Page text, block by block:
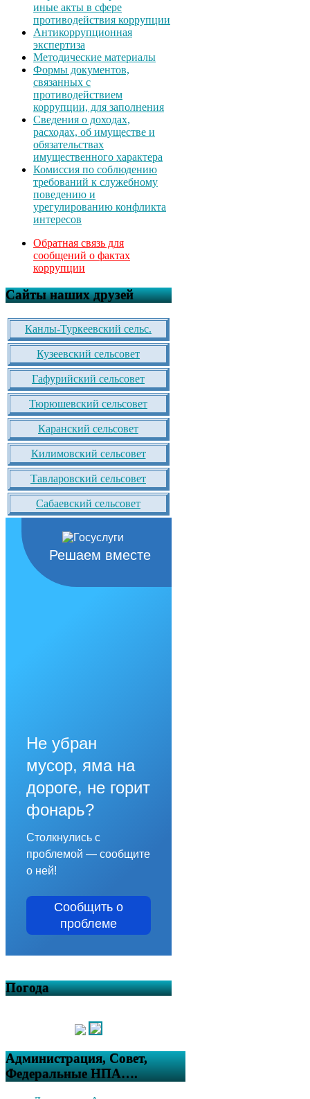
иные акты в сфере
противодействия коррупции
Антикоррупционная
экспертиза
Методические материалы
Формы документов,
связанных с
противодействием
коррупции, для заполнения
Сведения о доходах,
расходах, об имуществе и
обязательствах
имущественного характера
Комиссия по соблюдению
требований к служебному
поведению и
урегулированию конфликта
интересов
Обратная связь для
сообщений о фактах
коррупции
Сайты наших друзей
Канлы-Туркеевский сельс.
Кузеевский сельсовет
Гафурийский сельсовет
Тюрюшевский сельсовет
Каранский сельсовет
Килимовский сельсовет
Тавларовский сельсовет
Сабаевский сельсовет
Решаем вместе
Не убран
мусор, яма на
дороге, не горит
фонарь?
Столкнулись с
проблемой — сообщите
о ней!
Сообщить о
проблеме
Погода
Администрация, Совет,
Федеральные НПА….